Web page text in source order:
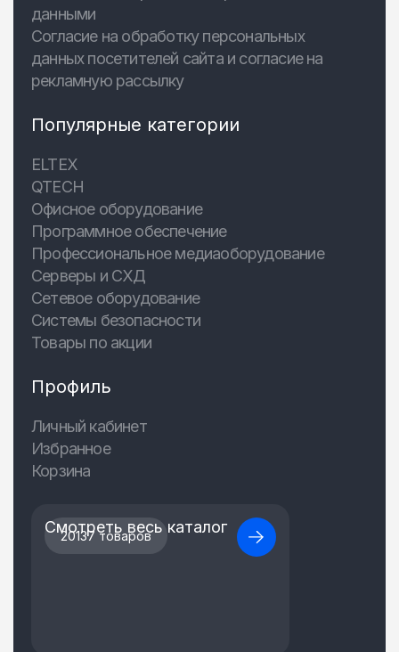
данными
Согласие на обработку персональных
данных посетителей сайта и согласие на
рекламную рассылку
Популярные категории
ELTEX
QTECH
Офисное оборудование
Программное обеспечение
Профессиональное медиаоборудование
Серверы и СХД
Сетевое оборудование
Системы безопасности
Товары по акции
Профиль
Личный кабинет
Избранное
Корзина
20137 товаров
Смотреть весь каталог